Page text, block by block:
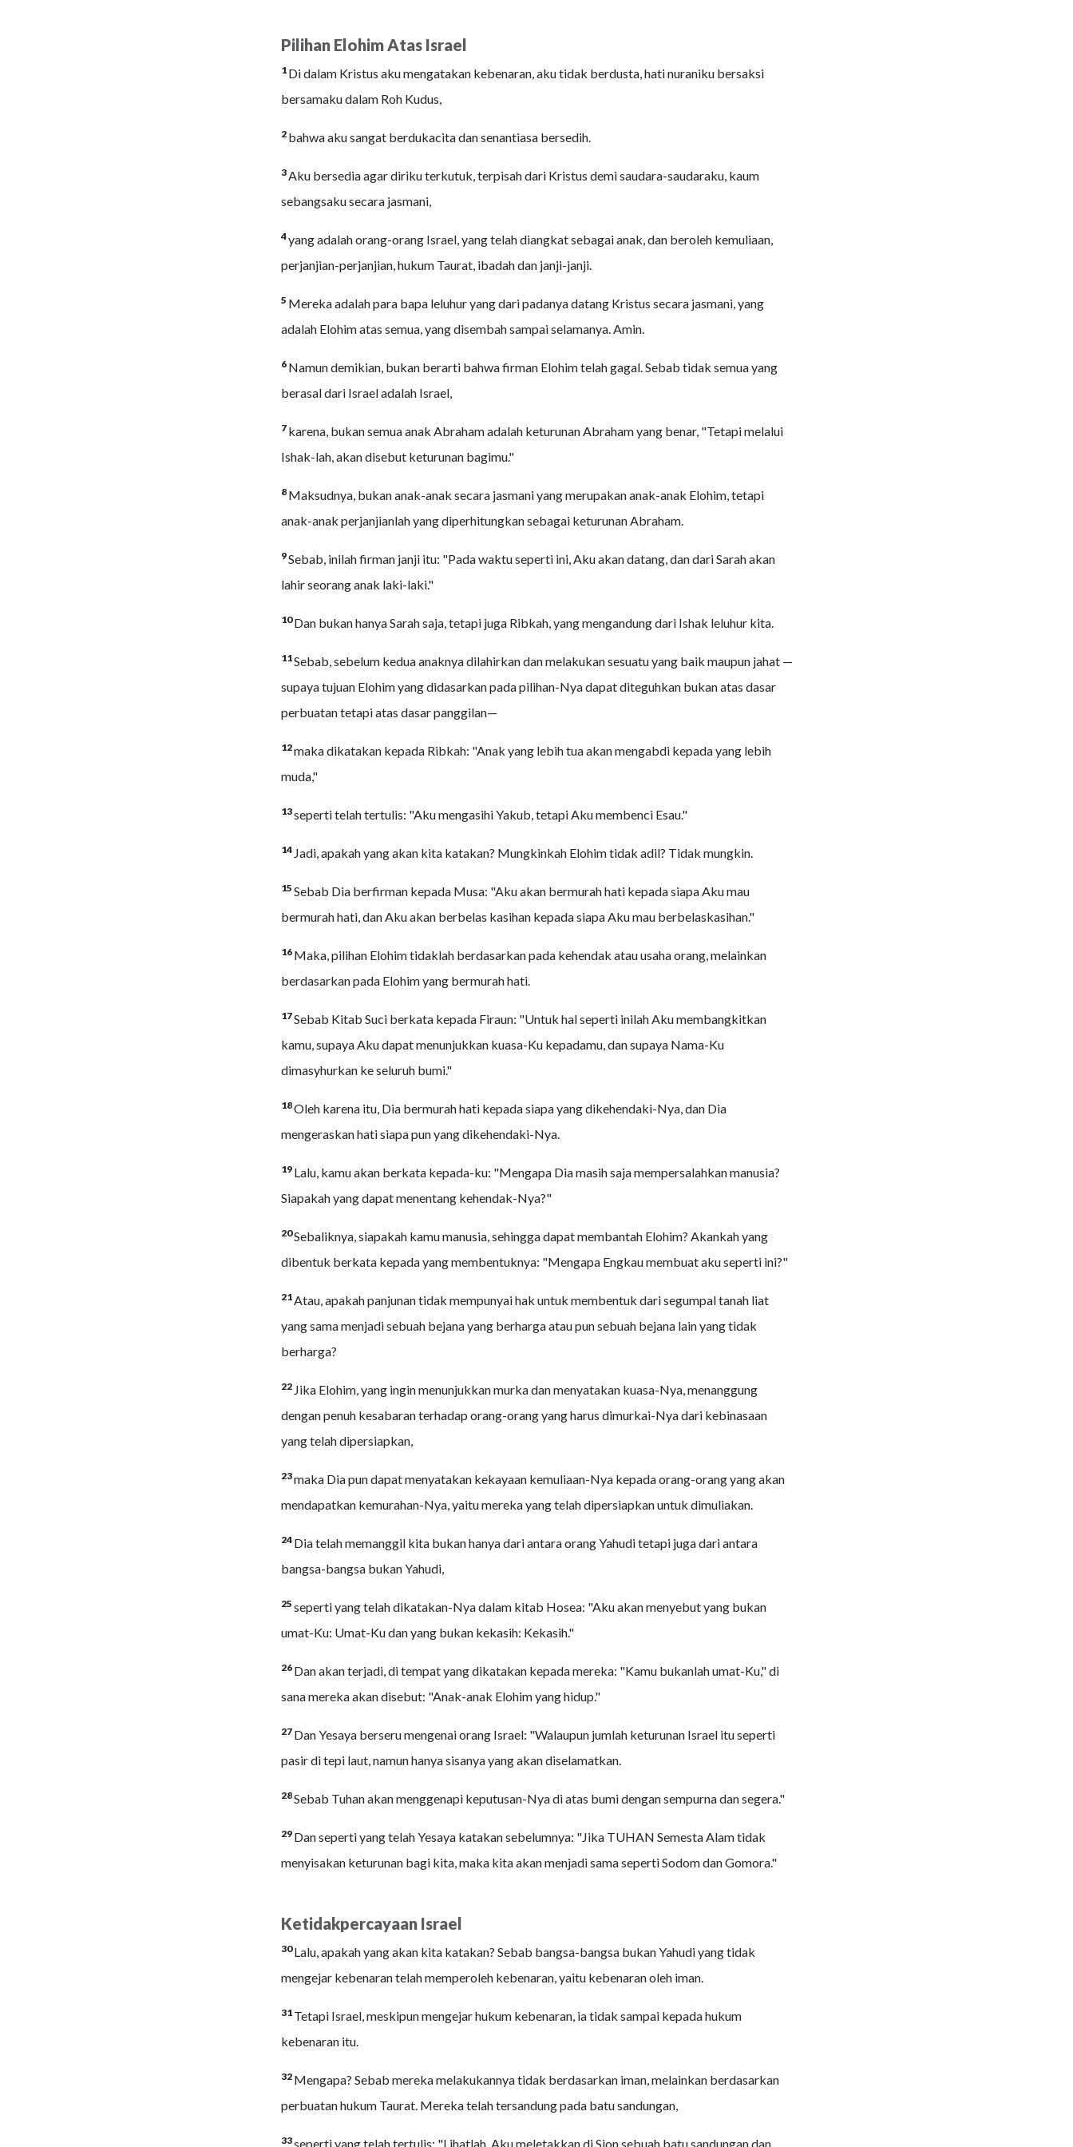
Pilihan Elohim Atas Israel
1 Di dalam Kristus aku mengatakan kebenaran, aku tidak berdusta, hati nuraniku bersaksi
bersamaku dalam Roh Kudus,
2 bahwa aku sangat berdukacita dan senantiasa bersedih.
3Aku bersedia agar diriku terkutuk, terpisah dari Kristus demi saudara-saudaraku, kaum
sebangsaku secara jasmani,
4yang adalah orang-orang Israel, yang telah diangkat sebagai anak, dan beroleh kemuliaan,
perjanjian-perjanjian, hukum Taurat, ibadah dan janji-janji.
5 Mereka adalah para bapa leluhur yang dari padanya datang Kristus secara jasmani, yang
adalah Elohim atas semua, yang disembah sampai selamanya. Amin.
6 Namun demikian, bukan berarti bahwa firman Elohim telah gagal. Sebab tidak semua yang
berasal dari Israel adalah Israel,
7 karena, bukan semua anak Abraham adalah keturunan Abraham yang benar, "Tetapi melalui
Ishak-lah, akan disebut keturunan bagimu."
8 Maksudnya, bukan anak-anak secara jasmani yang merupakan anak-anak Elohim, tetapi
anak-anak perjanjianlah yang diperhitungkan sebagai keturunan Abraham.
9Sebab, inilah firman janji itu: "Pada waktu seperti ini, Aku akan datang, dan dari Sarah akan
lahir seorang anak laki-laki."
10Dan bukan hanya Sarah saja, tetapi juga Ribkah, yang mengandung dari Ishak leluhur kita.
11Sebab, sebelum kedua anaknya dilahirkan dan melakukan sesuatu yang baik maupun jahat —
supaya tujuan Elohim yang didasarkan pada pilihan-Nya dapat diteguhkan bukan atas dasar
perbuatan tetapi atas dasar panggilan—
12maka dikatakan kepada Ribkah: "Anak yang lebih tua akan mengabdi kepada yang lebih
muda,"
13seperti telah tertulis: "Aku mengasihi Yakub, tetapi Aku membenci Esau."
14 Jadi, apakah yang akan kita katakan? Mungkinkah Elohim tidak adil? Tidak mungkin.
15 Sebab Dia berfirman kepada Musa: "Aku akan bermurah hati kepada siapa Aku mau
bermurah hati, dan Aku akan berbelas kasihan kepada siapa Aku mau berbelaskasihan."
16 Maka, pilihan Elohim tidaklah berdasarkan pada kehendak atau usaha orang, melainkan
berdasarkan pada Elohim yang bermurah hati.
17Sebab Kitab Suci berkata kepada Firaun: "Untuk hal seperti inilah Aku membangkitkan
kamu, supaya Aku dapat menunjukkan kuasa-Ku kepadamu, dan supaya Nama-Ku
dimasyhurkan ke seluruh bumi."
18Oleh karena itu, Dia bermurah hati kepada siapa yang dikehendaki-Nya, dan Dia
mengeraskan hati siapa pun yang dikehendaki-Nya.
19 Lalu, kamu akan berkata kepada-ku: "Mengapa Dia masih saja mempersalahkan manusia?
Siapakah yang dapat menentang kehendak-Nya?"
20Sebaliknya, siapakah kamu manusia, sehingga dapat membantah Elohim? Akankah yang
dibentuk berkata kepada yang membentuknya: "Mengapa Engkau membuat aku seperti ini?"
21Atau, apakah panjunan tidak mempunyai hak untuk membentuk dari segumpal tanah liat
yang sama menjadi sebuah bejana yang berharga atau pun sebuah bejana lain yang tidak
berharga?
22 Jika Elohim, yang ingin menunjukkan murka dan menyatakan kuasa-Nya, menanggung
dengan penuh kesabaran terhadap orang-orang yang harus dimurkai-Nya dari kebinasaan
yang telah dipersiapkan,
23maka Dia pun dapat menyatakan kekayaan kemuliaan-Nya kepada orang-orang yang akan
mendapatkan kemurahan-Nya, yaitu mereka yang telah dipersiapkan untuk dimuliakan.
24 Dia telah memanggil kita bukan hanya dari antara orang Yahudi tetapi juga dari antara
bangsa-bangsa bukan Yahudi,
25 seperti yang telah dikatakan-Nya dalam kitab Hosea: "Aku akan menyebut yang bukan
umat-Ku: Umat-Ku dan yang bukan kekasih: Kekasih."
26 Dan akan terjadi, di tempat yang dikatakan kepada mereka: "Kamu bukanlah umat-Ku," di
sana mereka akan disebut: "Anak-anak Elohim yang hidup."
27 Dan Yesaya berseru mengenai orang Israel: "Walaupun jumlah keturunan Israel itu seperti
pasir di tepi laut, namun hanya sisanya yang akan diselamatkan.
28Sebab Tuhan akan menggenapi keputusan-Nya di atas bumi dengan sempurna dan segera."
29 Dan seperti yang telah Yesaya katakan sebelumnya: "Jika TUHAN Semesta Alam tidak
menyisakan keturunan bagi kita, maka kita akan menjadi sama seperti Sodom dan Gomora."
Ketidakpercayaan Israel
30Lalu, apakah yang akan kita katakan? Sebab bangsa-bangsa bukan Yahudi yang tidak
mengejar kebenaran telah memperoleh kebenaran, yaitu kebenaran oleh iman.
31 Tetapi Israel, meskipun mengejar hukum kebenaran, ia tidak sampai kepada hukum
kebenaran itu.
32 Mengapa? Sebab mereka melakukannya tidak berdasarkan iman, melainkan berdasarkan
perbuatan hukum Taurat. Mereka telah tersandung pada batu sandungan,
33seperti yang telah tertulis: "Lihatlah, Aku meletakkan di Sion sebuah batu sandungan dan